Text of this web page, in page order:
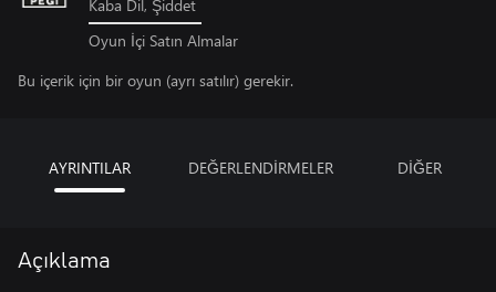
Kaba Dil, Şiddet
Oyun İçi Satın Almalar
Bu içerik için bir oyun (ayrı satılır) gerekir.
AYRINTILAR DEĞERLENDİRMELER DİĞER
Açıklama